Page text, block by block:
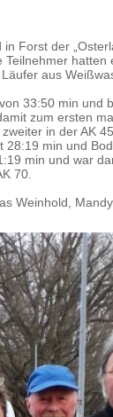
Forst der
hatten
aus
33:50 min und
zum ersten
in der AK
28:19 min und
min und war
70.
Weinhold,